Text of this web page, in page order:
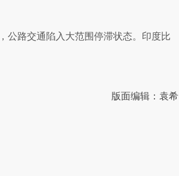
公路交通陷入大范围停滞状态。印度比
版面编辑：袁希